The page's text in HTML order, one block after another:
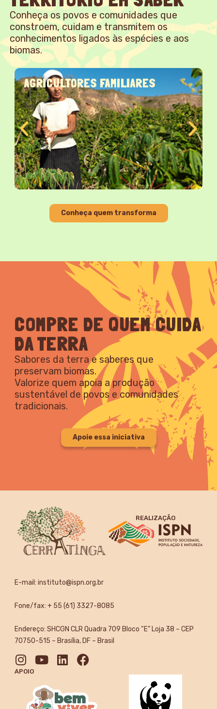
Conheça os povos e comunidades que
constroem, cuidam e transmitem os
conhecimentos ligados às espécies e aos
biomas.
AGRICULTORES FAMILIARES
Conheça quem transforma
COMPRE DE QUEM CUIDA
DA TERRA
Sabores da terra e saberes que
preservam biomas.
Valorize quem apoia a produção
sustentável de povos e comunidades
tradicionais.
Apoie essa iniciativa
REALIZAÇÃO
E-mail: instituto@ispn.org.br
Fone/fax: + 55 (61) 3327-8085
Endereço: SHCGN CLR Quadra 709 Bloco “E” Loja 38 – CEP
70750-515 – Brasília, DF – Brasil
APOIO